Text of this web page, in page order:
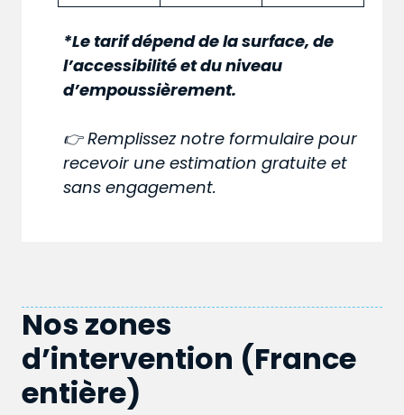
*Le tarif dépend de la surface, de
l’accessibilité et du niveau
d’empoussièrement.
👉 Remplissez notre formulaire pour
recevoir une estimation gratuite et
sans engagement.
Nos zones
d’intervention (France
entière)